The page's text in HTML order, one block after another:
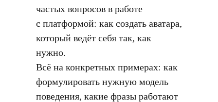
частых вопросов в работе
с платформой: как создать аватара,
который ведёт себя так, как
нужно.
Всё на конкретных примерах: как
формулировать нужную модель
поведения, какие фразы работают